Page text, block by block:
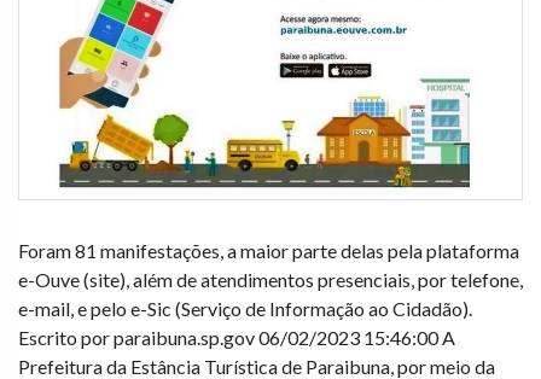
Foram 81 manifestações, a maior parte delas pela plataforma
e-Ouve (site), além de atendimentos presenciais, por telefone,
e-mail, e pelo e-Sic (Serviço de Informação ao Cidadão).
Escrito por paraibuna.sp.gov 06/02/2023 15:46:00 A
Prefeitura da Estância Turística de Paraibuna, por meio da